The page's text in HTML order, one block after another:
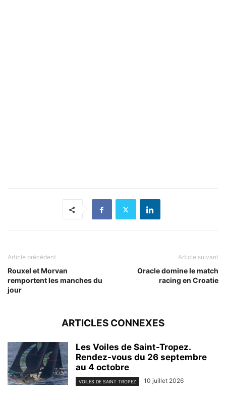
Article précédent
Rouxel et Morvan
remportent les manches du
jour
Article suivant
Oracle domine le match
racing en Croatie
ARTICLES CONNEXES
Les Voiles de Saint-Tropez.
Rendez-vous du 26 septembre
au 4 octobre
VOILES DE SAINT TROPEZ 10 juillet 2026